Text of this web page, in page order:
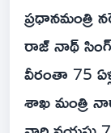
ప్రధానమంత్రి
రాజ్ నాథ్ సింగ్,
వీరంతా 75
శాఖ మంత్రి